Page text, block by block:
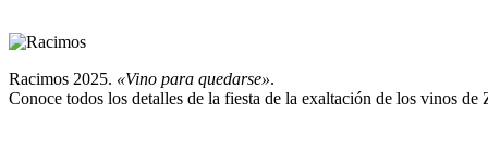
Racimos 2025. «Vino para quedarse».
Conoce todos los detalles de la fiesta de la exaltación de los vinos de